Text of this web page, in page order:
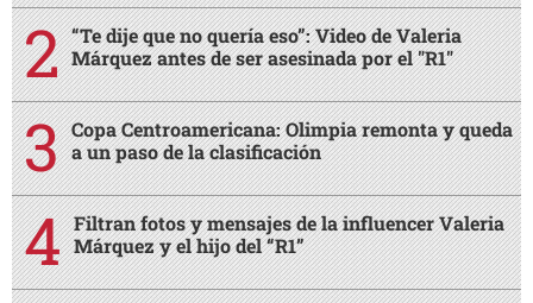
“Te dije que no quería eso”: Video de Valeria
Márquez antes de ser asesinada por el "R1"
Copa Centroamericana: Olimpia remonta y queda
a un paso de la clasificación
Filtran fotos y mensajes de la influencer Valeria
Márquez y el hijo del “R1”